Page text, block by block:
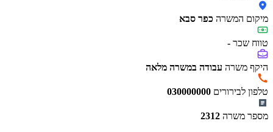
מיקום המשרה כפר סבא
טווח שכר -
היקף משרה עבודה במשרה מלאה
טלפון לבירורים 030000000
מספר משרה 2312